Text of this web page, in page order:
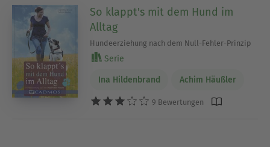
So klappt's mit dem Hund im
Alltag
Hundeerziehung nach dem Null-Fehler-Prinzip
Serie
Ina Hildenbrand Achim Häußler
9 Bewertungen